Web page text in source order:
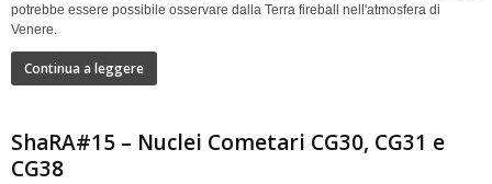
potrebbe essere possibile osservare dalla Terra fireball nell'atmosfera di
Venere.
Continua a leggere
ShaRA#15 – Nuclei Cometari CG30, CG31 e
CG38